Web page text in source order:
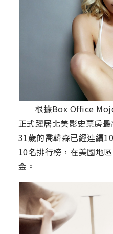
根據Box Office Mojo
正式躍居北美影史票房
31歲的喬韓森已經連續
10名排行榜，在美國地
金。